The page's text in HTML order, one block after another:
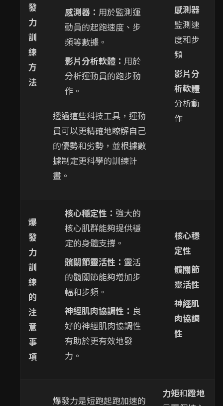
發
力
訓
練
方
法
感測器： 用於監測運
動員的起跑速度、步
頻等數據。
影片分析軟體： 用於
分析運動員的跑步動
作。
透過這些科技工具，運動
員可以更精確地瞭解自己
的優勢和劣勢，並根據數
據制定更科學的訓練計
畫。
感測器
監測速
度和步
頻
影片分
析軟體
分析動
作
爆
發
力
訓
練
的
注
意
事
項
核心穩定性： 強大的
核心肌群能夠提供穩
定的身體支撐。
髖關節靈活性： 靈活
的髖關節能夠增加步
幅和步頻。
神經肌肉協調性： 良
好的神經肌肉協調性
有助於更有效地發
力。
核心穩
定性
髖關節
靈活性
神經肌
肉協調
性
爆發力是短跑起跑加速的
力矩和蹬地